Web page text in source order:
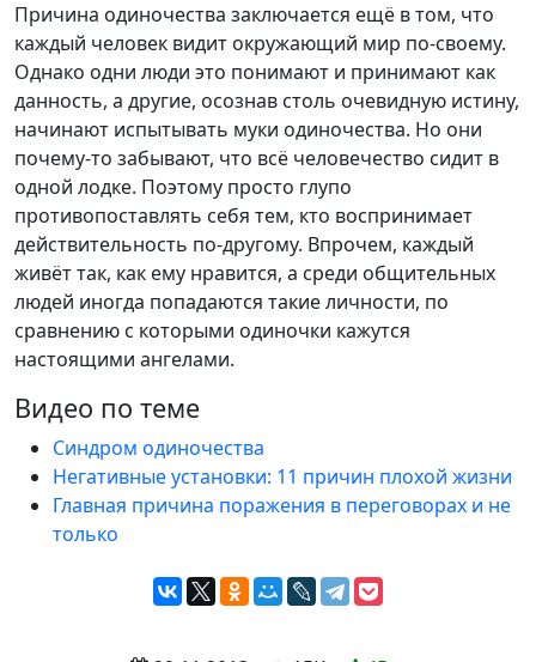
Причина одиночества заключается ещё в том, что
каждый человек видит окружающий мир по-своему.
Однако одни люди это понимают и принимают как
данность, а другие, осознав столь очевидную истину,
начинают испытывать муки одиночества. Но они
почему-то забывают, что всё человечество сидит в
одной лодке. Поэтому просто глупо
противопоставлять себя тем, кто воспринимает
действительность по-другому. Впрочем, каждый
живёт так, как ему нравится, а среди общительных
людей иногда попадаются такие личности, по
сравнению с которыми одиночки кажутся
настоящими ангелами.
Видео по теме
Синдром одиночества
Негативные установки: 11 причин плохой жизни
Главная причина поражения в переговорах и не
только